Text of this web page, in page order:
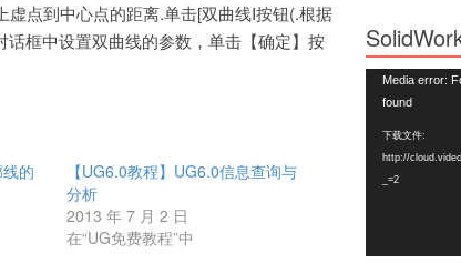
点到中心点的距离.单击[双曲线I按钮(.根据
话框中设置双曲线的参数，单击【确定】按
的
【UG6.0教程】UG6.0信息查询与
分析
2013 年 7 月 2 日
在“UG免费教程”中
Media error:
found
下载文件:
http://
_=2